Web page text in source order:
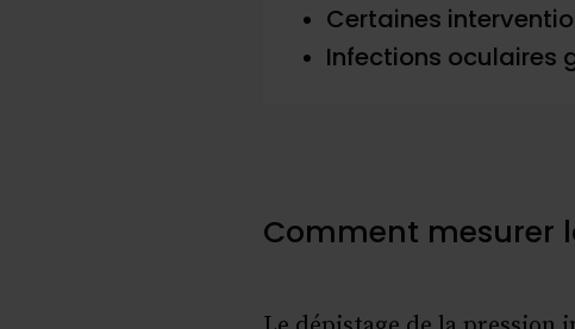
Certaines
Infections oculaires
Comment mesurer